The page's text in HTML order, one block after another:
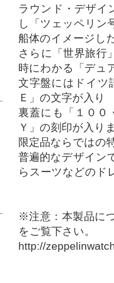
ラウンド・デザイ
し「ツェッペリン
船体のイメージし
さらに「世界旅行
時にわかる「デュ
文字盤にはドイツ
Ｅ」の文字が入り
裏蓋にも「１０
Ｙ」の刻印が入り
限定品ならではの
普遍的なデザイン
らスーツなどのド
※注意：本製品に
をご覧下さい。
http://